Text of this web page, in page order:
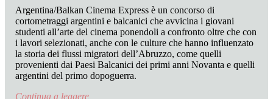
Argentina/Balkan Cinema Express è un concorso di
cortometraggi argentini e balcanici che avvicina i giovani
studenti all’arte del cinema ponendoli a confronto oltre che con
i lavori selezionati, anche con le culture che hanno influenzato
la storia dei flussi migratori dell’Abruzzo, come quelli
provenienti dai Paesi Balcanici dei primi anni Novanta e quelli
argentini del primo dopoguerra.
Continua a leggere